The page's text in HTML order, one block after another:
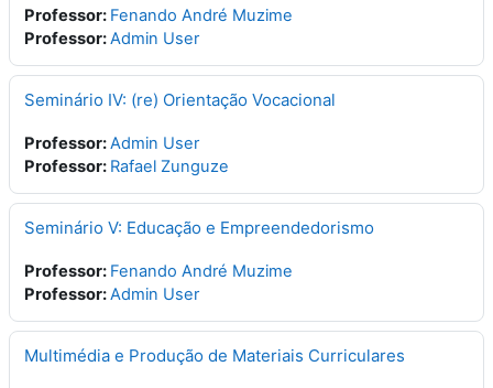
Professor: Fenando André Muzime
Professor:Admin User
Seminário IV: (re) Orientação Vocacional
Professor:Admin User
Professor: Rafael Zunguze
Seminário V: Educação e Empreendedorismo
Professor: Fenando André Muzime
Professor:Admin User
Multimédia e Produção de Materiais Curriculares